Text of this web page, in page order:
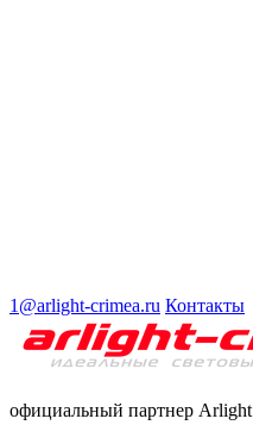
1@arlight-crimea.ru Контакты
официальный партнер Arlight